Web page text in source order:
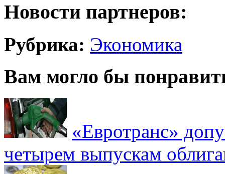
Новости партнеров:
Рубрика: Экономика
Вам могло бы
«Евротранс»
четырем выпускам